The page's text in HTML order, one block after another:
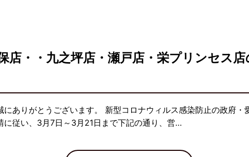
店・・九之坪店・瀬戸店・栄プリンセス
ありがとうございます。 新型コロナウィルス感染防止の政府・
に従い、3月7日～3月21日まで下記の通り、営…